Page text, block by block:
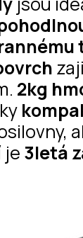
2kg
je 3letá